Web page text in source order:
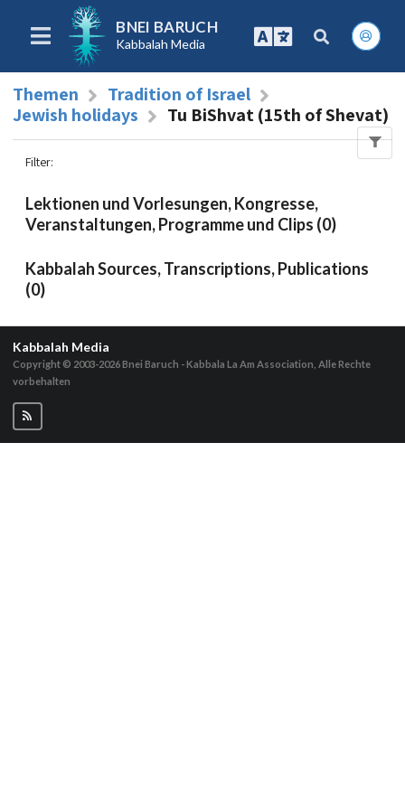
BNEI BARUCH
Kabbalah Media
Themen
Tradition of Israel
Jewish holidays
Tu BiShvat (15th of Shevat)
Filter:
Lektionen und Vorlesungen, Kongresse,
Veranstaltungen, Programme und Clips (0)
Kabbalah Sources, Transcriptions, Publications
(0)
Kabbalah Media
Copyright © 2003-2026Bnei Baruch - Kabbala La Am Association, Alle Rechte
vorbehalten